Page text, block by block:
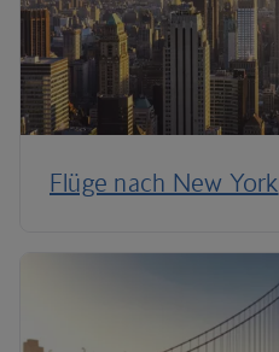
Flüge nach New York